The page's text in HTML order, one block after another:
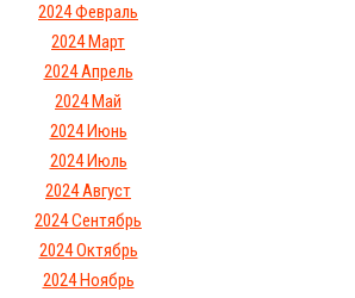
2024 Февраль
2024 Март
2024 Апрель
2024 Май
2024 Июнь
2024 Июль
2024 Август
2024 Сентябрь
2024 Октябрь
2024 Ноябрь